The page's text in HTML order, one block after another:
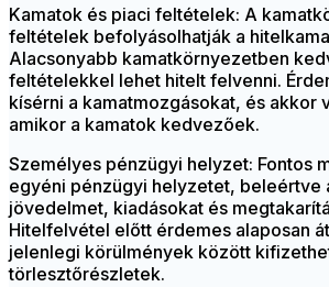
Kamatok és piaci feltételek: A
feltételek befolyásolhatják a
Alacsonyabb kamatkörnyezetben
feltételekkel lehet hitelt felvenni.
kísérni a kamatmozgásokat, és akkor
amikor a kamatok kedvezőek.
Személyes pénzügyi helyzet: Fontos
egyéni pénzügyi helyzetet, beleértve
jövedelmet, kiadásokat és
Hitelfelvétel előtt érdemes alaposan
jelenlegi körülmények között
törlesztőrészletek.